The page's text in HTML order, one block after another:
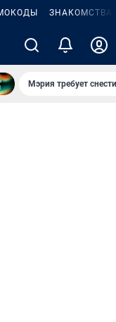
ЗНАКОМСТВА
Мэрия требует